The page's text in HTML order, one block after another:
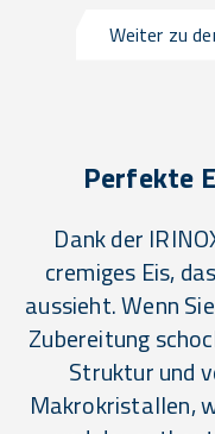
Weiter zu
Perfekte
Dank der
cremiges Eis,
aussieht. Wenn
Zubereitung
Struktur und
Makrokristallen,